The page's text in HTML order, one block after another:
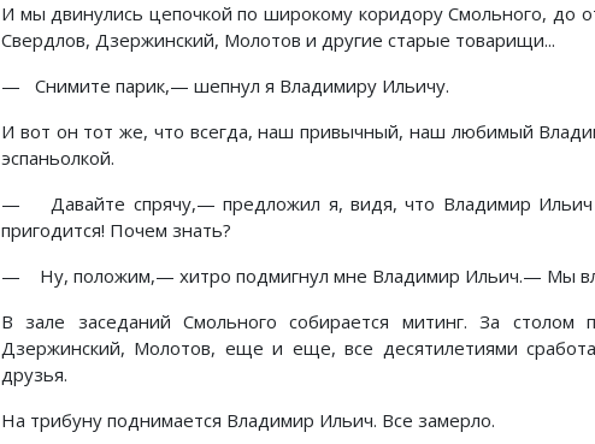
И мы двинулись цепочкой по широкому коридору Смольного, до
Свердлов, Дзержинский, Молотов и другие старые товарищи...
— Снимите парик,— шепнул я Владимиру Ильичу.
И вот он тот же, что всегда, наш привычный, наш любимый
эспаньолкой.
— Давайте спрячу,— предложил я, видя, что Владимир
пригодится! Почем знать?
— Ну, положим,— хитро подмигнул мне Владимир Ильич.— Мы
В зале заседаний Смольного собирается митинг. За столом
Дзержинский, Молотов, еще и еще, все десятилетиями
друзья.
На трибуну поднимается Владимир Ильич. Все замерло.